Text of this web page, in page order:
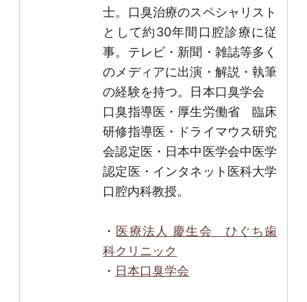
士。口臭治療のスペシャリスト
として約30年間口腔診療に従
事。テレビ・新聞・雑誌等多く
のメディアに出演・解説・執筆
の経験を持つ。日本口臭学会
口臭指導医・厚生労働省 臨床
研修指導医・ドライマウス研究
会認定医・日本中医学会中医学
認定医・インタネット医科大学
口腔内科教授。
・ 医療法人 慶生会 ひぐち歯
科クリニック
・ 日本口臭学会